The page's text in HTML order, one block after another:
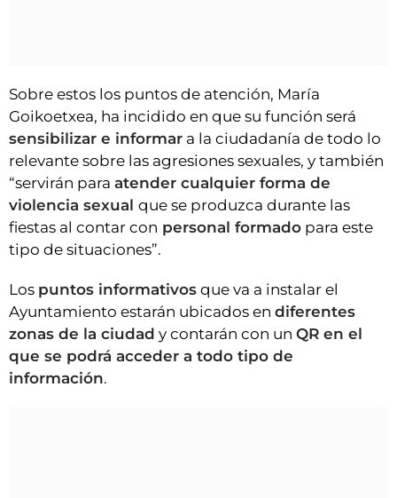
Sobre estos los puntos de atención, María
Goikoetxea, ha incidido en que su función será
sensibilizar e informar a la ciudadanía de todo lo
relevante sobre las agresiones sexuales, y también
“servirán para atender cualquier forma de
violencia sexual que se produzca durante las
fiestas al contar con personal formado para este
tipo de situaciones”.
Los puntos informativos que va a instalar el
Ayuntamiento estarán ubicados en diferentes
zonas de la ciudad y contarán con un QR en el
que se podrá acceder a todo tipo de
información.